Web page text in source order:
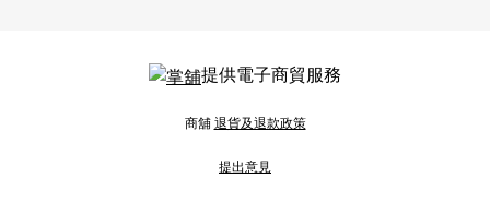
提供電子商貿服務
商舖退貨及退款政策
提出意見